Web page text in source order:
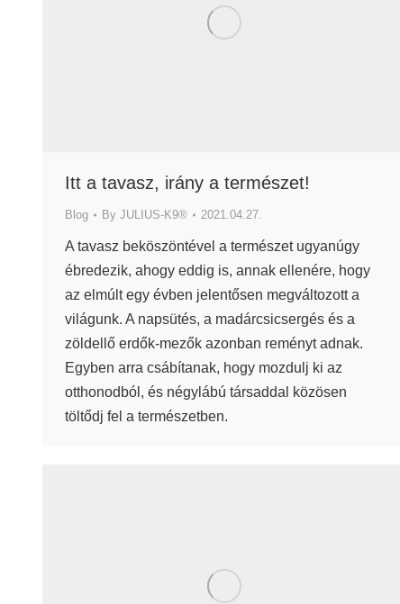
Itt a tavasz, irány a természet!
Blog By JULIUS-K9® 2021.04.27.
A tavasz beköszöntével a természet ugyanúgy
ébredezik, ahogy eddig is, annak ellenére, hogy
az elmúlt egy évben jelentősen megváltozott a
világunk. A napsütés, a madárcsicsergés és a
zöldellő erdők-mezők azonban reményt adnak.
Egyben arra csábítanak, hogy mozdulj ki az
otthonodból, és négylábú társaddal közösen
töltődj fel a természetben.